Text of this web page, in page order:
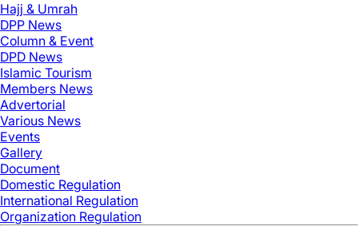
Hajj & Umrah
DPP News
Column & Event
DPD News
Islamic Tourism
Members News
Advertorial
Various News
Events
Gallery
Document
Domestic Regulation
International Regulation
Organization Regulation